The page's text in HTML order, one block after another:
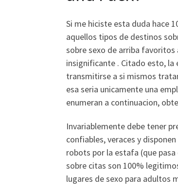
Si me hiciste esta duda hace
aquellos tipos de destinos
sobre sexo de arriba favoritos
insignificante . Citado esto, la
transmitirse a si mismos
esa seri­a unicamente una
enumeran a continuacion,
Invariablemente debe tener
confiables, veraces y
robots por la estafa (que
sobre citas son 100%
lugares de sexo para adultos